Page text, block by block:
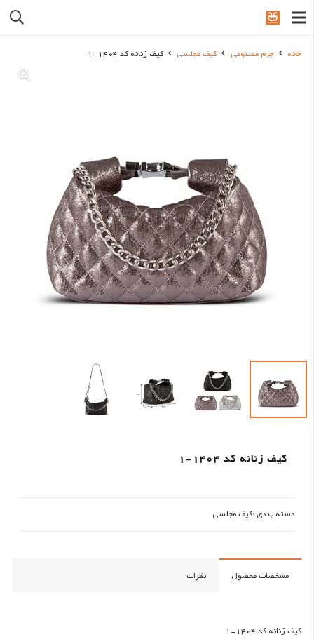
خانه چرم مصنوعی کیف مجلسی کیف زنانه کد 1404-1
کیف زنانه کد 1404-1
دسته بندی :کیف مجلسی
مشخصات محصول نظرات
کیف زنانه کد 1404-1